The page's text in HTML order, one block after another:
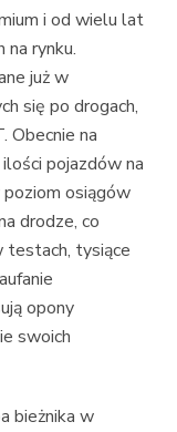
i od wielu lat
na rynku.
już w
się po drogach,
Obecnie na
pojazdów na
poziom osiągów
drodze, co
testach, tysiące
opony
swoich
bieżnika w